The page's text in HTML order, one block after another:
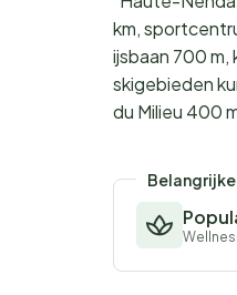
km,
ijsbaan 700
skigebieden
du Milieu 400